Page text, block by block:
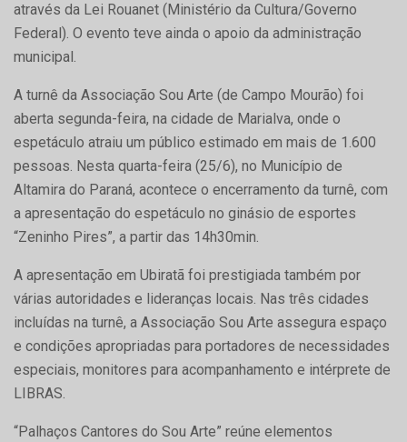
através da Lei Rouanet (Ministério da Cultura/Governo
Federal). O evento teve ainda o apoio da administração
municipal.
A turnê da Associação Sou Arte (de Campo Mourão) foi
aberta segunda-feira, na cidade de Marialva, onde o
espetáculo atraiu um público estimado em mais de 1.600
pessoas. Nesta quarta-feira (25/6), no Município de
Altamira do Paraná, acontece o encerramento da turnê, com
a apresentação do espetáculo no ginásio de esportes
“Zeninho Pires”, a partir das 14h30min.
A apresentação em Ubiratã foi prestigiada também por
várias autoridades e lideranças locais. Nas três cidades
incluídas na turnê, a Associação Sou Arte assegura espaço
e condições apropriadas para portadores de necessidades
especiais, monitores para acompanhamento e intérprete de
LIBRAS.
“Palhaços Cantores do Sou Arte” reúne elementos